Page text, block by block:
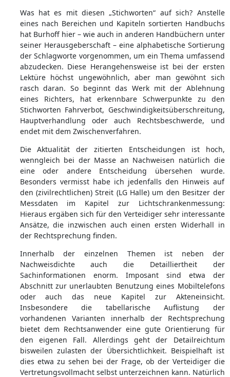
Was hat es mit diesen „Stichworten“ auf sich? Anstelle
eines nach Bereichen und Kapiteln sortierten Handbuchs
hat Burhoff hier – wie auch in anderen Handbüchern unter
seiner Herausgeberschaft – eine alphabetische Sortierung
der Schlagworte vorgenommen, um ein Thema umfassend
abzudecken. Diese Herangehensweise ist bei der ersten
Lektüre höchst ungewöhnlich, aber man gewöhnt sich
rasch daran. So beginnt das Werk mit der Ablehnung
eines Richters, hat erkennbare Schwerpunkte zu den
Stichworten Fahrverbot, Geschwindigkeitsüberschreitung,
Hauptverhandlung oder auch Rechtsbeschwerde, und
endet mit dem Zwischenverfahren.
Die Aktualität der zitierten Entscheidungen ist hoch,
wenngleich bei der Masse an Nachweisen natürlich die
eine oder andere Entscheidung übersehen wurde.
Besonders vermisst habe ich jedenfalls den Hinweis auf
den (zivilrechtlichen) Streit (LG Halle) um den Besitzer der
Messdaten im Kapitel zur Lichtschrankenmessung:
Hieraus ergäben sich für den Verteidiger sehr interessante
Ansätze, die inzwischen auch einen ersten Widerhall in
der Rechtsprechung finden.
Innerhalb der einzelnen Themen ist neben der
Nachweisdichte auch die Detailliertheit der
Sachinformationen enorm. Imposant sind etwa der
Abschnitt zur unerlaubten Benutzung eines Mobiltelefons
oder auch das neue Kapitel zur Akteneinsicht.
Insbesondere die tabellarische Auflistung der
vorhandenen Varianten innerhalb der Rechtsprechung
bietet dem Rechtsanwender eine gute Orientierung für
den eigenen Fall. Allerdings geht der Detailreichtum
bisweilen zulasten der Übersichtlichkeit. Beispielhaft ist
dies etwa zu sehen bei der Frage, ob der Verteidiger die
Vertretungsvollmacht selbst unterzeichnen kann. Natürlich